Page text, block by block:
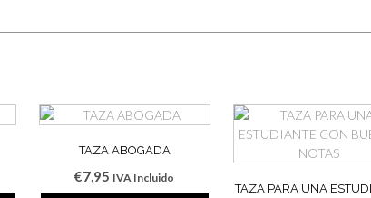
TAZA ABOGADA
€7,95 IVA Incluido
TAZA PARA UNA